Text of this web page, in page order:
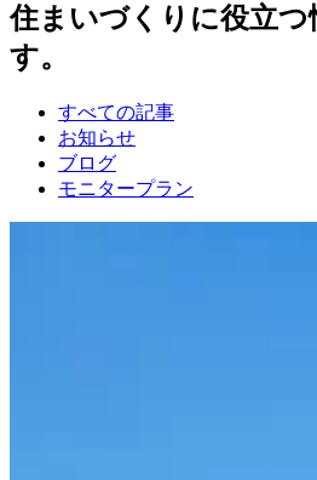
住まいづくりに役立つ
す。
すべての記事
お知らせ
ブログ
モニタープラン